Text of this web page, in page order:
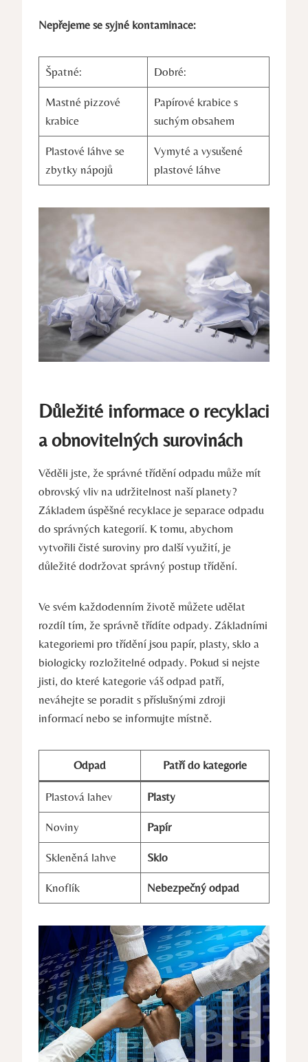
Nepřejeme se syjné ​kontaminace:
Špatné: Dobré:
Mastné pizzové
‍krabice
Papírové ⁣krabice s‍
suchým‌ obsahem
Plastové láhve ‍se ​
zbytky nápojů
Vymyté a vysušené
plastové láhve
Důležité informace o recyklaci
a obnovitelných⁣ surovinách
Věděli jste, že správné‍ třídění odpadu​ může mít
obrovský vliv na ‍udržitelnost naší planety?
Základem úspěšné recyklace je separace odpadu
do správných kategorií. K‍ tomu, abychom
vytvořili čisté suroviny pro další využití, ⁢je
důležité dodržovat správný‍ postup třídění.
Ve svém ‌každodenním životě můžete udělat
rozdíl tím, že správně třídíte⁢ odpady. Základními
kategoriemi pro třídění jsou papír, plasty, sklo a
biologicky⁢ rozložitelné odpady. Pokud si ⁢nejste
jisti, do které‌ kategorie váš odpad patří,
neváhejte se‌ poradit s příslušnými zdroji
informací nebo⁣ se informujte místně.
Odpad Patří⁢ do kategorie
Plastová⁣ lahev Plasty
Noviny Papír
Skleněná lahve Sklo
Knoflík Nebezpečný odpad